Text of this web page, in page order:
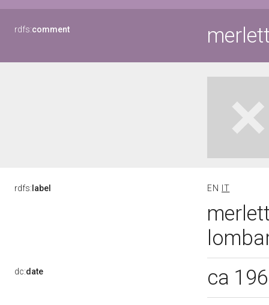
rdfs:comment
rdfs: label EN IT
dc:date ca